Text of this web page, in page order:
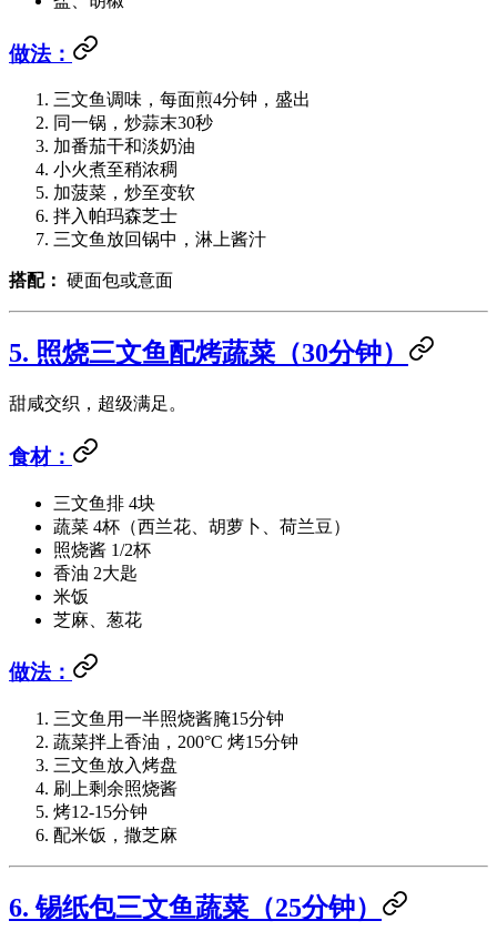
做法：
三文鱼调味，每面煎4分钟，盛出
同一锅，炒蒜末30秒
加番茄干和淡奶油
小火煮至稍浓稠
加菠菜，炒至变软
拌入帕玛森芝士
三文鱼放回锅中，淋上酱汁
搭配： 硬面包或意面
5. 照烧三文鱼配烤蔬菜（30分钟）
甜咸交织，超级满足。
食材：
三文鱼排 4块
蔬菜 4杯（西兰花、胡萝卜、荷兰豆）
照烧酱 1/2杯
香油 2大匙
米饭
芝麻、葱花
做法：
三文鱼用一半照烧酱腌15分钟
蔬菜拌上香油，200°C 烤15分钟
三文鱼放入烤盘
刷上剩余照烧酱
烤12-15分钟
配米饭，撒芝麻
6. 锡纸包三文鱼蔬菜（25分钟）